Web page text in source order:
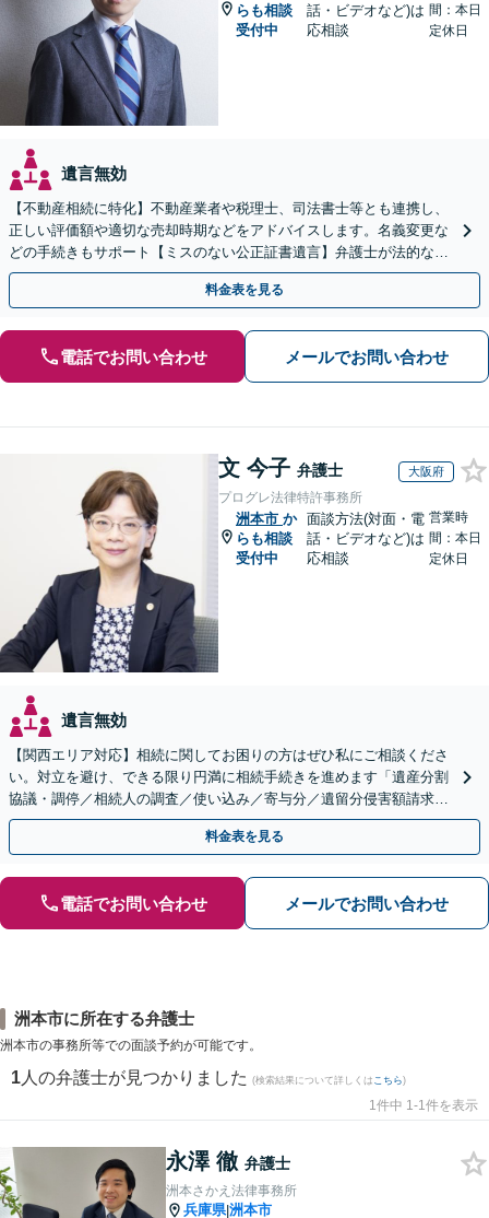
らも相談
受付中
話・ビデオなど)は
応相談
間：本日
定休日
遺言無効
【不動産相続に特化】不動産業者や税理士、司法書士等とも連携し、
正しい評価額や適切な売却時期などをアドバイスします。名義変更な
どの手続きもサポート【ミスのない公正証書遺言】弁護士が法的な観
点から遺言書を作成します。
料金表を見る
電話でお問い合わせ メールでお問い合わせ
文 今子 弁護士 大阪府
プログレ法律特許事務所
洲本市 か
らも相談
受付中
面談方法(対面・電
話・ビデオなど)は
応相談
営業時
間：本日
定休日
遺言無効
【関西エリア対応】相続に関してお困りの方はぜひ私にご相談くださ
い。対立を避け、できる限り円満に相続手続きを進めます「遺産分割
協議・調停／相続人の調査／使い込み／寄与分／遺留分侵害額請求／
相続放棄（借金の相続）／遺言書作成【休日・夜間相談可】
料金表を見る
電話でお問い合わせ メールでお問い合わせ
洲本市に所在する弁護士
洲本市の事務所等での面談予約が可能です。
1 人の弁護士が見つかりました (検索結果について詳しくは こちら)
1件中 1-1件を表示
永澤 徹 弁護士
洲本さかえ法律事務所
兵庫県|洲本市